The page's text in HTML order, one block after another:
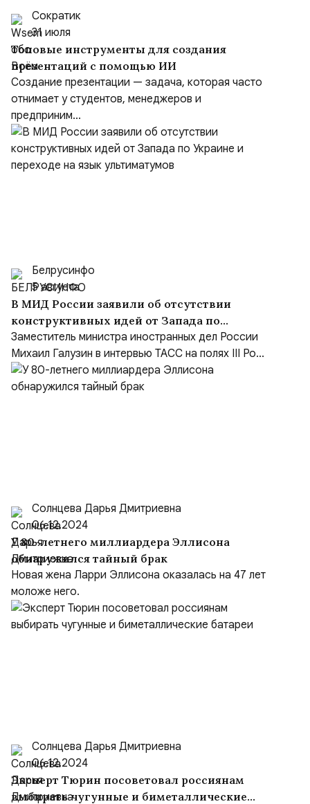
Сократик
31 июля
Топовые инструменты для создания
презентаций с помощью ИИ
Создание презентации — задача, которая часто
отнимает у студентов, менеджеров и
предприним...
Белрусинфо
5 августа
В МИД России заявили об отсутствии
конструктивных идей от Запада по
Украине и переходе на язык ультиматумов
Заместитель министра иностранных дел России
Михаил Галузин в интервью ТАСС на полях III Ро...
Солнцева Дарья Дмитриевна
06.12.2024
У 80-летнего миллиардера Эллисона
обнаружился тайный брак
Новая жена Ларри Эллисона оказалась на 47 лет
моложе него.
Солнцева Дарья Дмитриевна
06.12.2024
Эксперт Тюрин посоветовал россиянам
выбирать чугунные и биметаллические